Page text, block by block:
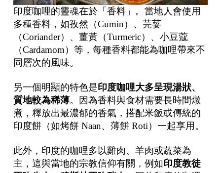
印度咖哩的靈魂在於「香料」。當地人會使用
多種香料，如孜然（Cumin）、芫荽
（Coriander）、薑黃（Turmeric）、小豆蔻
（Cardamom）等，每種香料都能為咖哩帶來不
同層次的風味。
另一個明顯的特色是印度咖哩大多呈現湯狀、
質地較為稀薄。因為香料與食材需要長時間燉
煮，釋放出最濃郁的香氣，搭配米飯或傳統的
印度餅（如烤餅 Naan、薄餅 Roti）一起享用。
此外，印度的咖哩多以雞肉、羊肉或蔬菜為
主，這與當地的宗教信仰有關，例如印度教徒